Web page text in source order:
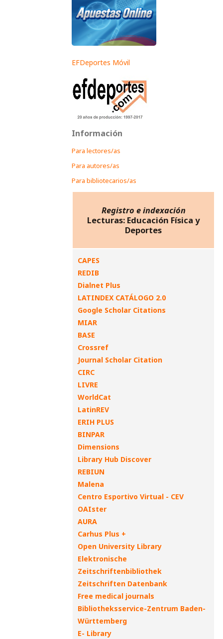
EFDeportes Móvil
Información
Para lectores/as
Para autores/as
Para bibliotecarios/as
Registro e indexación
Lecturas: Educación Física y
Deportes
CAPES
REDIB
Dialnet Plus
LATINDEX CATÁLOGO 2.0
Google Scholar Citations
MIAR
BASE
Crossref
Journal Scholar Citation
CIRC
LIVRE
WorldCat
LatinREV
ERIH PLUS
BINPAR
Dimensions
Library Hub Discover
REBIUN
Malena
Centro Esportivo Virtual - CEV
OAIster
AURA
Carhus Plus +
Open University Library
Elektronische
Zeitschriftenbibliothek
Zeitschriften Datenbank
Free medical journals
Bibliotheksservice-Zentrum Baden-
Württemberg
E- Library